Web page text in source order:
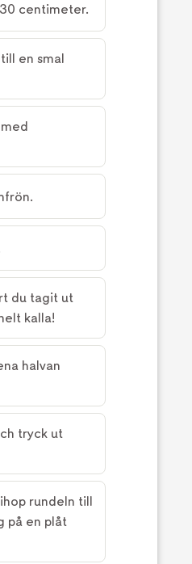
centimeter.
en smal
du tagit ut
kalla!
halvan
tryck ut
rundeln till
på en plåt